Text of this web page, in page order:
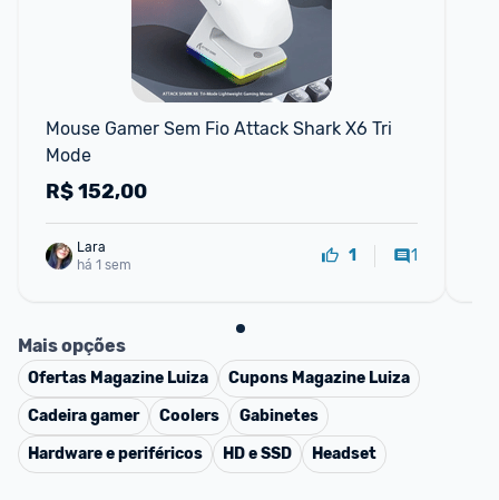
Mouse Gamer Sem Fio Attack Shark X6 Tri
Mode
R$152,00
Lara
há 1 sem
1 1
Mais opções
Ofertas Magazine Luiza Cupons Magazine Luiza
Cadeira gamer
Coolers
Gabinetes
Hardware e periféricos
HD e SSD Headset